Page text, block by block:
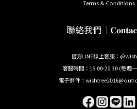
Terms & Conditions
聯絡我們｜
官方LINE線上客服：
客服時間：15:00-20:30 (每週
電子郵件：